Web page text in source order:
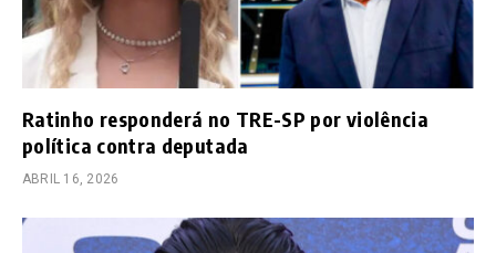
Ratinho responderá no TRE-SP por violência
política contra deputada
ABRIL 16, 2026